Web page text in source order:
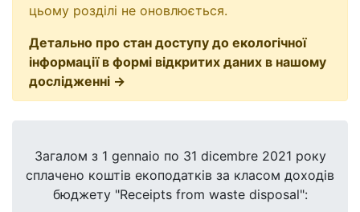
цьому розділі не оновлюється.
Детально про стан доступу до екологічної
інформації в формі відкритих даних в нашому
дослідженні →
Загалом з 1 gennaio по 31 dicembre 2021 року
сплачено коштів екоподатків за класом доходів
бюджету "Receipts from waste disposal":